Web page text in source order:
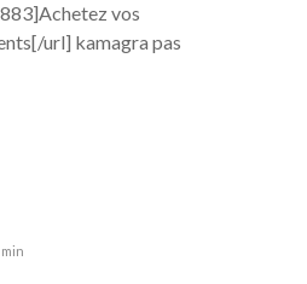
vos
url] kamagra pas